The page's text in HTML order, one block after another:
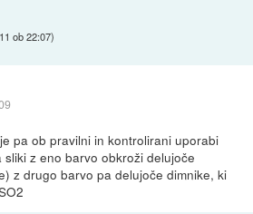
ob 22:07)
pa ob pravilni in kontrolirani uporabi
z eno barvo obkroži delujoče
z drugo barvo pa delujoče dimnike, ki